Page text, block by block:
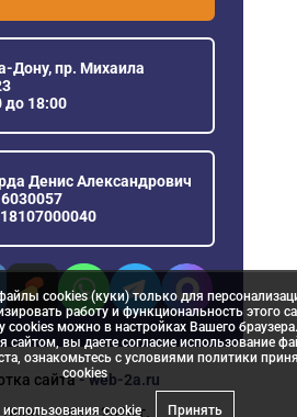
Дону, пр. Михаила
до 18:00
Денис Александрович
сайта- web-2a.ru
2006 - 2026 г.
cookies (куки) только для
работу и функциональность этого
cookies можно в настройках Вашего браузера.
сайтом, вы даете согласие использование
ознакомьтесь с условиями политики
сookies
cookie Принять